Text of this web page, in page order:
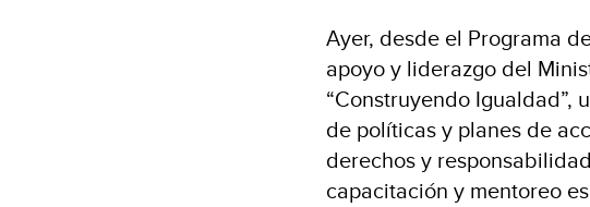
Ayer, desde el Programa
apoyo y liderazgo del
“Construyendo Igualdad”,
de políticas y planes de
derechos y
capacitación y mentoreo